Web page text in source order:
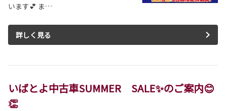
います💕 ま…
詳しく見る
いばとよ中古車SUMMER SALE✨のご案内😊
👏